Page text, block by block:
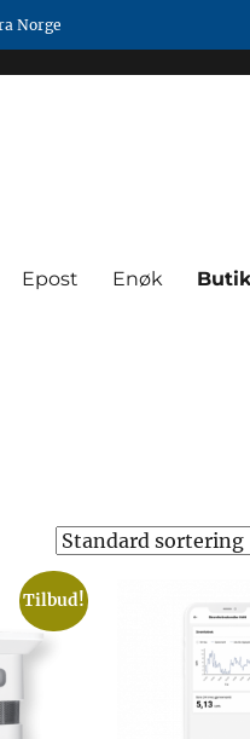
Norge
Epost Enøk
Tilbud!